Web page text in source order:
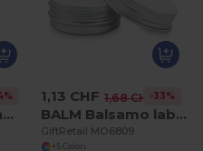
GLOSS LUX Balsamo labbra in bamboo
1,13 CHF 1,68 CHF-33%
BALM Balsamo labbra vegano
GiftRetail MO6809
+5 Colori